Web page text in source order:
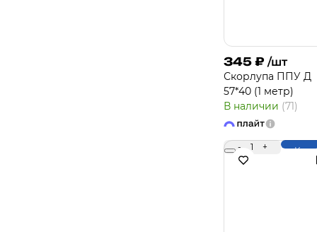
345 ₽ /шт
Скорлупа ППУ Д
57*40 (1 метр)
В наличии (71)
- 1 +